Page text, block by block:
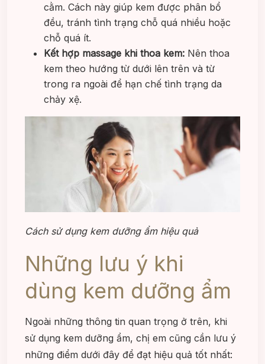
cằm. Cách này giúp kem được phân bổ
đều, tránh tình trạng chỗ quá nhiều hoặc
chỗ quá ít.
Kết hợp massage khi thoa kem: Nên thoa
kem theo hướng từ dưới lên trên và từ
trong ra ngoài để hạn chế tình trạng da
chảy xệ.
Cách sử dụng kem dưỡng ẩm hiệu quả
Những lưu ý khi
dùng kem dưỡng ẩm
Ngoài những thông tin quan trọng ở trên, khi
sử dụng kem dưỡng ẩm, chị em cũng cần lưu ý
những điểm dưới đây để đạt hiệu quả tốt nhất: